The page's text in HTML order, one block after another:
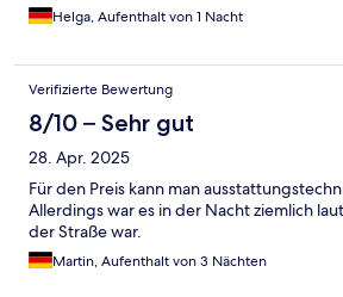
Helga, Aufenthalt von 1 Nacht
Verifizierte Bewertung
8/10 – Sehr gut
28. Apr. 2025
Für den Preis kann man
Allerdings war es in der Nacht ziemlich
der Straße war.
Martin, Aufenthalt von 3 Nächten